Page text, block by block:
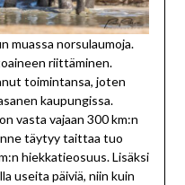
muassa norsulaumoja.
riittäminen.
toimintansa, joten
kaupungissa.
vasta vajaan 300 km:n
täytyy taittaa tuo
hiekkatieosuus. Lisäksi
useita päiviä, niin kuin